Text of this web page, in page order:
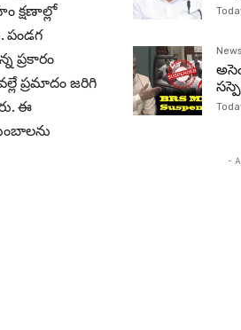
క్షణాల్లో
పండగ
ప్రకారం
ప్రమాదం జరిగి
ఈ
News
-